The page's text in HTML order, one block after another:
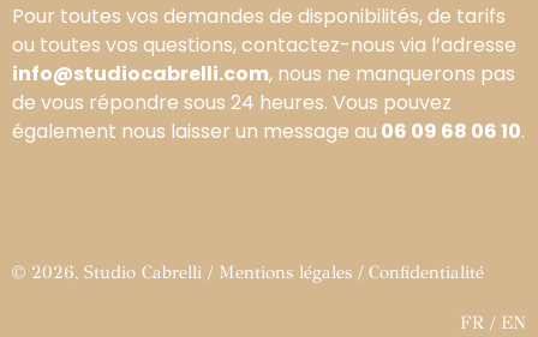
Pour toutes vos demandes de disponibilités, de tarifs
ou toutes vos questions, contactez-nous via l’adresse
info@studiocabrelli.com, nous ne manquerons pas
de vous répondre sous 24 heures. Vous pouvez
également nous laisser un message au 06 09 68 06 10.
© 2026, Studio Cabrelli / Mentions légales / Confidentialité
FR / EN